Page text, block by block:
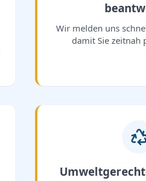
Wir melden uns
damit Sie zeitnah